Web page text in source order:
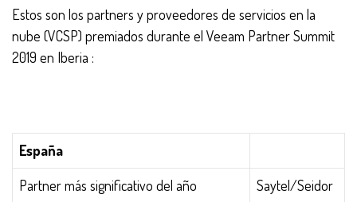
Estos son los partners y proveedores de servicios en la
nube (VCSP) premiados durante el Veeam Partner Summit
2019 en Iberia :
España
Partner más significativo del año
Saytel/Seidor